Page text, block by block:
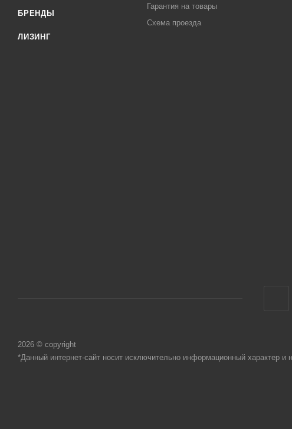
БРЕНДЫ
ЛИЗИНГ
Гарантия на товары
Схема проезда
2026 © copyright
*Данный интернет-сайт носит исключительно информационный характер